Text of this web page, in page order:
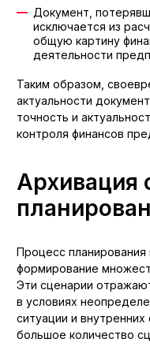
Документ,
исключается из
общую картину
деятельности
Таким образом,
актуальности
точность и
контроля финансов
Архивация сценариев
Процесс
формирование
Эти сценарии
в условиях
ситуации и
большое количество